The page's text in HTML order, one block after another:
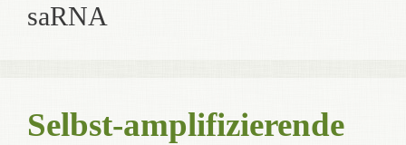
saRNA
Selbst-amplifizierende